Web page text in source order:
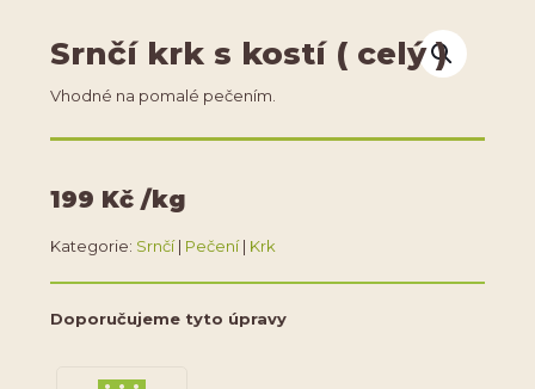
Srnčí krk s kostí ( celý )
Vhodné na pomalé pečením.
199 Kč/kg
Srnčí Pečení Krk
Doporučujeme tyto úpravy